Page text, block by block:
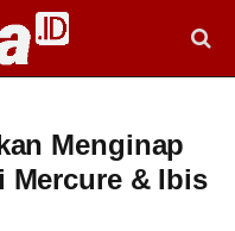
Menginap
Mercure & Ibis